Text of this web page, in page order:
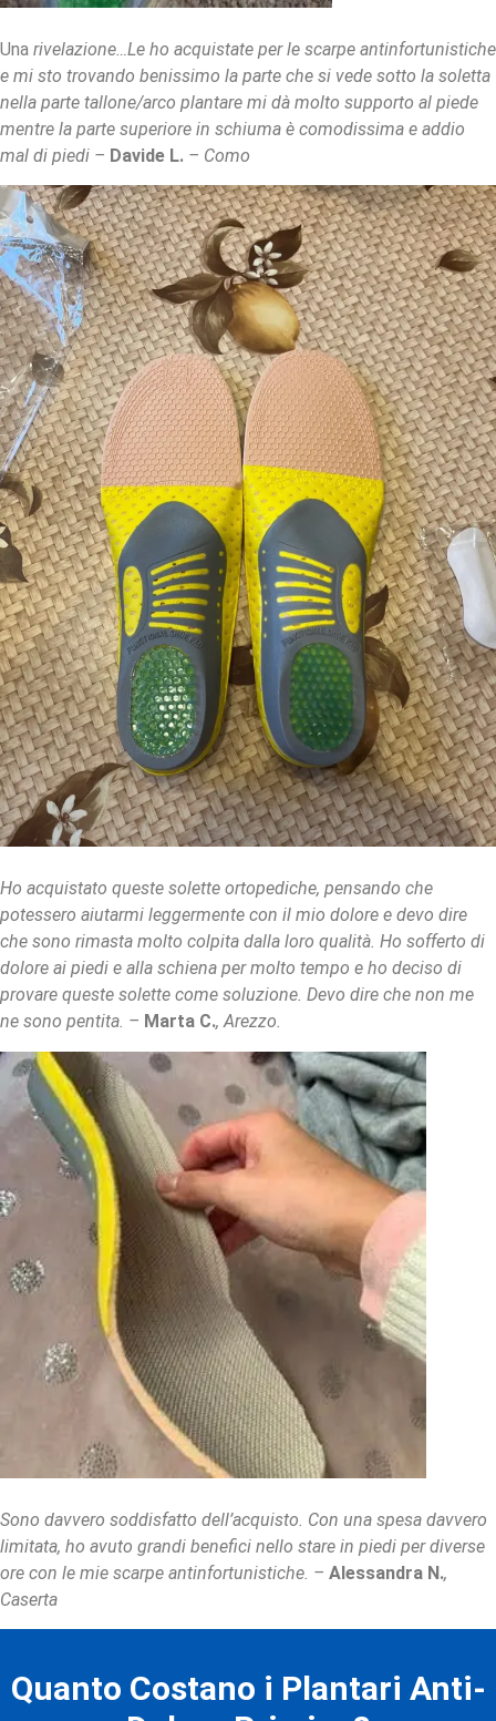
Una rivelazione…Le ho acquistate per le scarpe antinfortunistiche
e mi sto trovando benissimo la parte che si vede sotto la soletta
nella parte tallone/arco plantare mi dà molto supporto al piede
mentre la parte superiore in schiuma è comodissima e addio
mal di piedi – Davide L. – Como
Ho acquistato queste solette ortopediche, pensando che
potessero aiutarmi leggermente con il mio dolore e devo dire
che sono rimasta molto colpita dalla loro qualità. Ho sofferto di
dolore ai piedi e alla schiena per molto tempo e ho deciso di
provare queste solette come soluzione. Devo dire che non me
ne sono pentita. – Marta C., Arezzo.
Sono davvero soddisfatto dell’acquisto. Con una spesa davvero
limitata, ho avuto grandi benefici nello stare in piedi per diverse
ore con le mie scarpe antinfortunistiche. – Alessandra N.,
Caserta
Quanto Costano i Plantari Anti-